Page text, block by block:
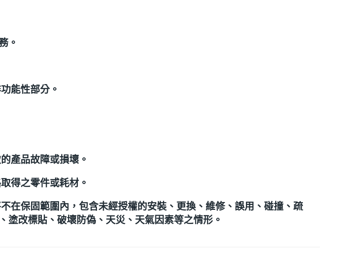
。
能性部分。
產品故障或損壞。
得之零件或耗材。
保固範圍內，包含未經授權的安裝、更換、維修、誤用、碰撞、疏
改標貼、破壞防偽、天災、天氣因素等之情形。